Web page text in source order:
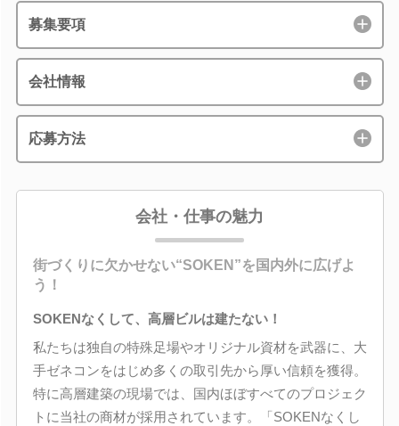
募集要項
会社情報
応募方法
会社・仕事の魅力
街づくりに欠かせない“SOKEN”を国内外に広げよ
う！
SOKENなくして、高層ビルは建たない！
私たちは独自の特殊足場やオリジナル資材を武器に、大
手ゼネコンをはじめ多くの取引先から厚い信頼を獲得。
特に高層建築の現場では、国内ほぼすべてのプロジェク
トに当社の商材が採用されています。「SOKENなくし